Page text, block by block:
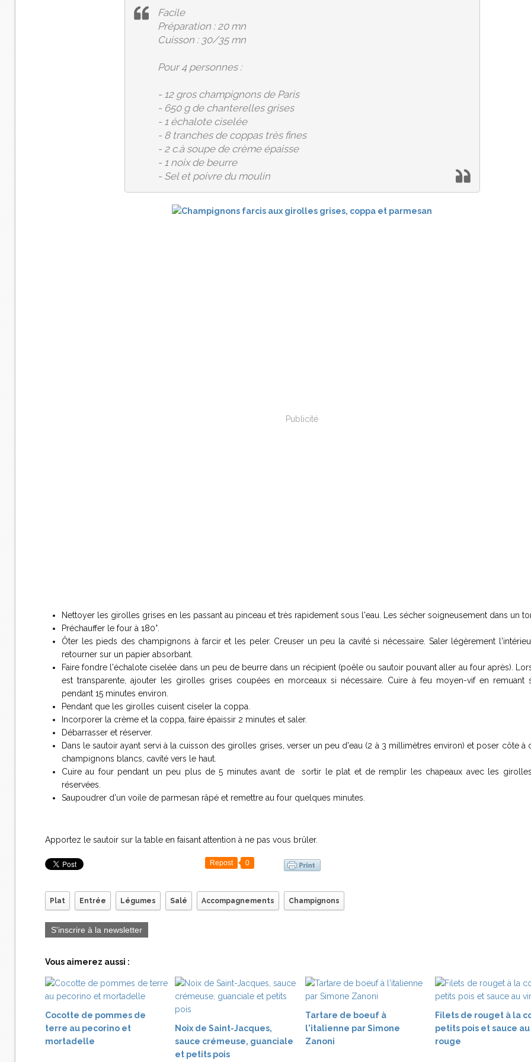
Facile
Préparation : 20 mn
Cuisson : 30/35 mn
Pour 4 personnes :
- 12 gros champignons de Paris
- 650 g de chanterelles grises
- 1 échalote ciselée
- 8 tranches de coppas très fines
- 2 c.à soupe de crème épaisse
- 1 noix de beurre
- Sel et poivre du moulin
Publicité
Nettoyer les girolles grises en les passant au pinceau et très rapidement sous l'eau. Les sécher soigneusement dans un
Préchauffer le four à 180°.
Ôter les pieds des champignons à farcir et les peler. Creuser un peu la cavité si nécessaire. Saler légèrement
retourner sur un papier absorbant.
Faire fondre l'échalote ciselée dans un peu de beurre dans un récipient (poêle ou sautoir pouvant aller au four après).
est transparente, ajouter les girolles grises coupées en morceaux si nécessaire. Cuire à feu moyen-vif en remuant
pendant 15 minutes environ.
Pendant que les girolles cuisent ciseler la coppa.
Incorporer la crème et la coppa, faire épaissir 2 minutes et saler.
Débarrasser et réserver.
Dans le sautoir ayant servi à la cuisson des girolles grises, verser un peu d'eau (2 à 3 millimètres environ) et poser côte à
champignons blancs, cavité vers le haut.
Cuire au four pendant un peu plus de 5 minutes avant de sortir le plat et de remplir les chapeaux avec les
réservées.
Saupoudrer d'un voile de parmesan râpé et remettre au four quelques minutes.
Apportez le sautoir sur la table en faisant attention à ne pas vous brûler.
Repost 0
Plat Entrée Légumes Salé Accompagnements Champignons
S'inscrire à la newsletter
Vous aimerez aussi :
Cocotte de pommes de
terre au pecorino et
mortadelle
Noix de Saint-Jacques,
sauce crémeuse, guanciale
et petits pois
Tartare de boeuf à
l'italienne par Simone
Zanoni
Filets de rouget à la
petits pois et sauce au
rouge